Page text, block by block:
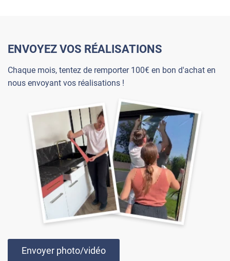
ENVOYEZ VOS RÉALISATIONS
Chaque mois, tentez de remporter 100€ en bon d'achat en
nous envoyant vos réalisations !
Envoyer photo/vidéo